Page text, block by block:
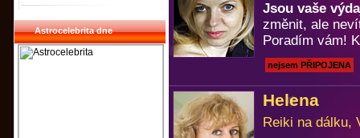
Astrocelebrita dne
Jsou vaše
změnit, ale
Poradím vám!
nejsem PŘIPOJENA
Helena
Reiki na dálku,